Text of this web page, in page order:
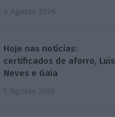
4 Agosto 2026
Hoje nas notícias:
certificados de aforro, Luís
Neves e Gaia
5 Agosto 2026